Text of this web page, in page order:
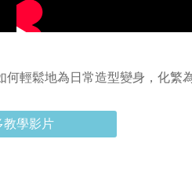
輕鬆地為日常造型變身，化繁
教學影片